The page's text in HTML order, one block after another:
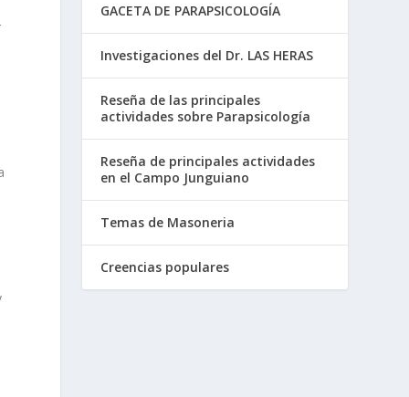
GACETA DE PARAPSICOLOGÍA
Investigaciones del Dr. LAS HERAS
Reseña de las principales
actividades sobre Parapsicología
Reseña de principales actividades
en el Campo Junguiano
Temas de Masoneria
Creencias populares